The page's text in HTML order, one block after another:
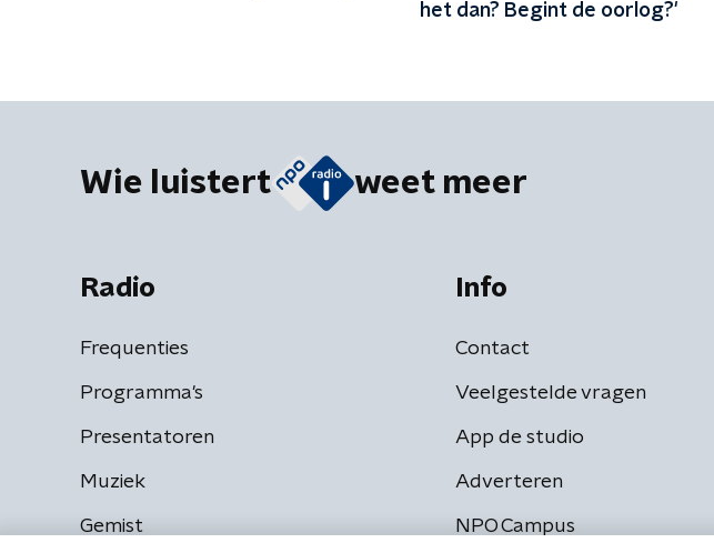
het dan? Begint de oorlog?'
Wie luistert weet meer
Radio
Frequenties
Programma's
Presentatoren
Muziek
Gemist
Info
Contact
Veelgestelde vragen
App de studio
Adverteren
NPO Campus